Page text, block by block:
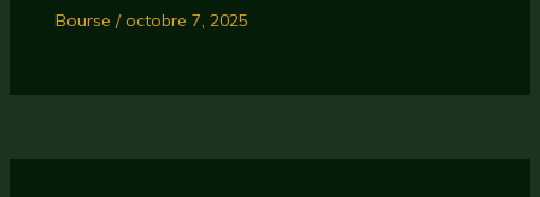
Bourse /octobre 7, 2025